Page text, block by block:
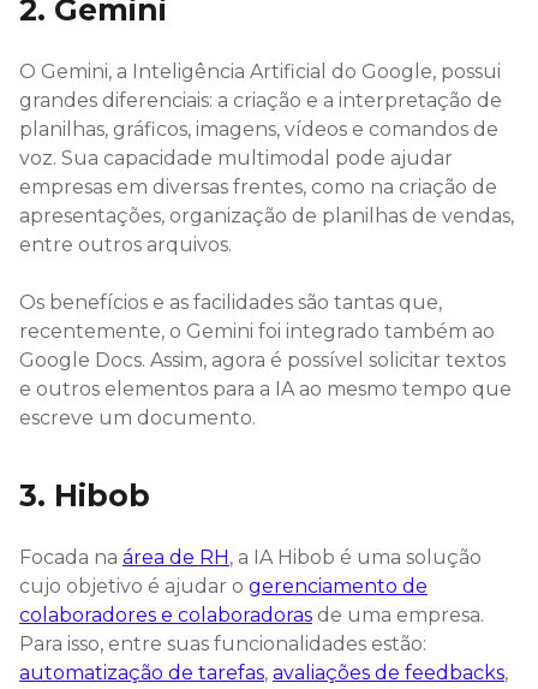
2. Gemini
O Gemini, a Inteligência Artificial do Google, possui
grandes diferenciais: a criação e a interpretação de
planilhas, gráficos, imagens, vídeos e comandos de
voz. Sua capacidade multimodal pode ajudar
empresas em diversas frentes, como na criação de
apresentações, organização de planilhas de vendas,
entre outros arquivos.
Os benefícios e as facilidades são tantas que,
recentemente, o Gemini foi integrado também ao
Google Docs. Assim, agora é possível solicitar textos
e outros elementos para a IA ao mesmo tempo que
escreve um documento.
3. Hibob
Focada na área de RH , a IA Hibob é uma solução
cujo objetivo é ajudar o gerenciamento de
colaboradores e colaboradoras de uma empresa.
Para isso, entre suas funcionalidades estão:
automatização de tarefas, avaliações de feedbacks,